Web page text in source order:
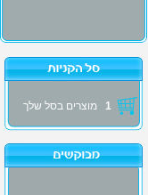
1 מוצרים בסל שלך